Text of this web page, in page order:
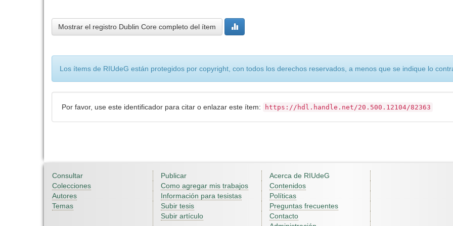
Mostrar el registro Dublin Core completo del ítem
Los ítems de RIUdeG están protegidos por copyright, con todos los derechos reservados, a menos que se indique lo
Por favor, use este identificador para citar o enlazar este ítem: https://hdl.handle.net/20.500.12104/82363
Consultar
Colecciones
Autores
Temas
Publicar
Como agregar mis trabajos
Información para tesistas
Subir tesis
Subir artículo
Acerca de RIUdeG
Contenidos
Políticas
Preguntas frecuentes
Contacto